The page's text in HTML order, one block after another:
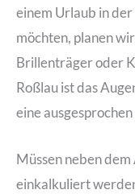
einem Urlaub in
möchten, planen
Brillenträger oder
Roßlau ist das
eine
Müssen neben
einkalkuliert